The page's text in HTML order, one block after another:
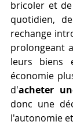
bricoler et
quotidien,
rechange
prolongeant
leurs biens
économie
d'acheter
donc une
l'autonomie